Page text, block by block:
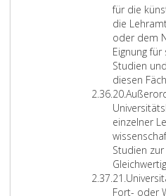
d
i
e
n
a
b
s
c
h
n
i
t
t
e
d
s
ä
t
z
l
i
c
h
d
e
m
K
r
e
r
1
9
für die
die
oder dem
Eignung
Studien
diesen
20.Z
i
f
f
e
r
2
0
einzelner
Studien
21.Z
i
Fort- oder